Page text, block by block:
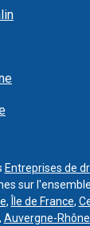
Entreprises de
sur
, Île de France,
, Auvergne-